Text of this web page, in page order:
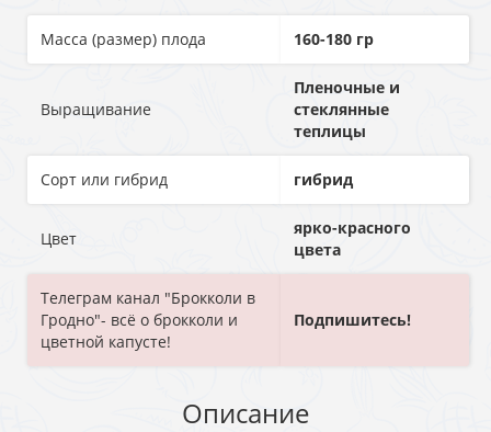
Масса (размер) плода 160-180 гр
Выращивание
Пленочные и
стеклянные
теплицы
Сорт или гибрид гибрид
Цвет
ярко-красного
цвета
Телеграм канал "Брокколи в
Гродно"- всё о брокколи и
цветной капусте!
Подпишитесь!
Описание